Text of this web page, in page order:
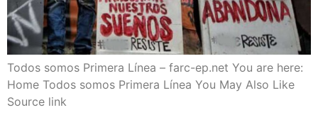
Todos somos Pri­me­ra Línea – farc​-ep​.net You are here:
Home Todos somos Pri­me­ra Línea You May Also Like
Sour­ce link